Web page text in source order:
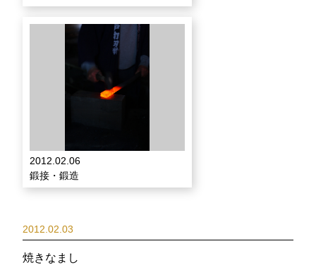
2012.02.06
鍛接・鍛造
2012.02.03
焼きなまし